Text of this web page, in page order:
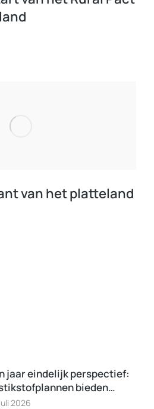
van het platteland
jaar eindelijk perspectief:
bieden…
2026